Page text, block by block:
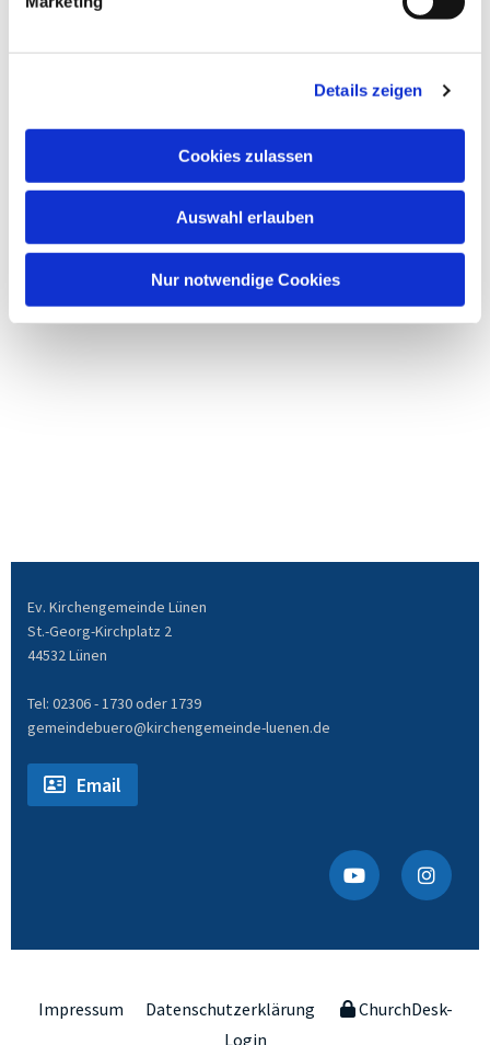
Details zeigen
Cookies zulassen
Auswahl erlauben
Nur notwendige Cookies
Ev. Kirchengemeinde Lünen
St.-Georg-Kirchplatz 2
44532 Lünen
Tel: 02306 - 1730 oder 1739
gemeindebuero@kirchengemeinde-luenen.de
Email
Impressum Datenschutzerklärung
ChurchDesk-
Login